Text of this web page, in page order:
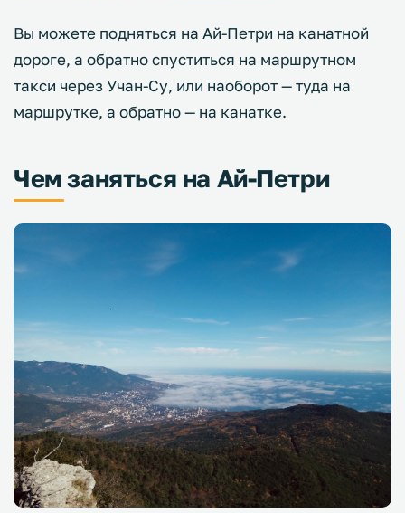
Вы можете подняться на Ай-Петри на канатной
дороге, а обратно спуститься на маршрутном
такси через Учан-Су, или наоборот — туда на
маршрутке, а обратно — на канатке.
Чем заняться на Ай-Петри